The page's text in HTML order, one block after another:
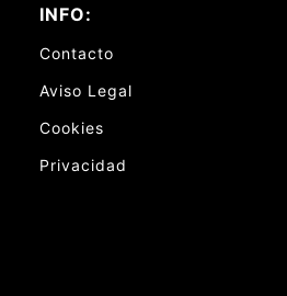
INFO:
Contacto
Aviso Legal
Cookies
Privacidad